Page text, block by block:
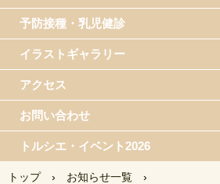
予防接種・乳児健診
イラストギャラリー
アクセス
お問い合わせ
トルシエ・イベント2026
トップ › お知らせ一覧 ›